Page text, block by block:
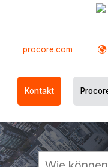
procore.com
Kontakt